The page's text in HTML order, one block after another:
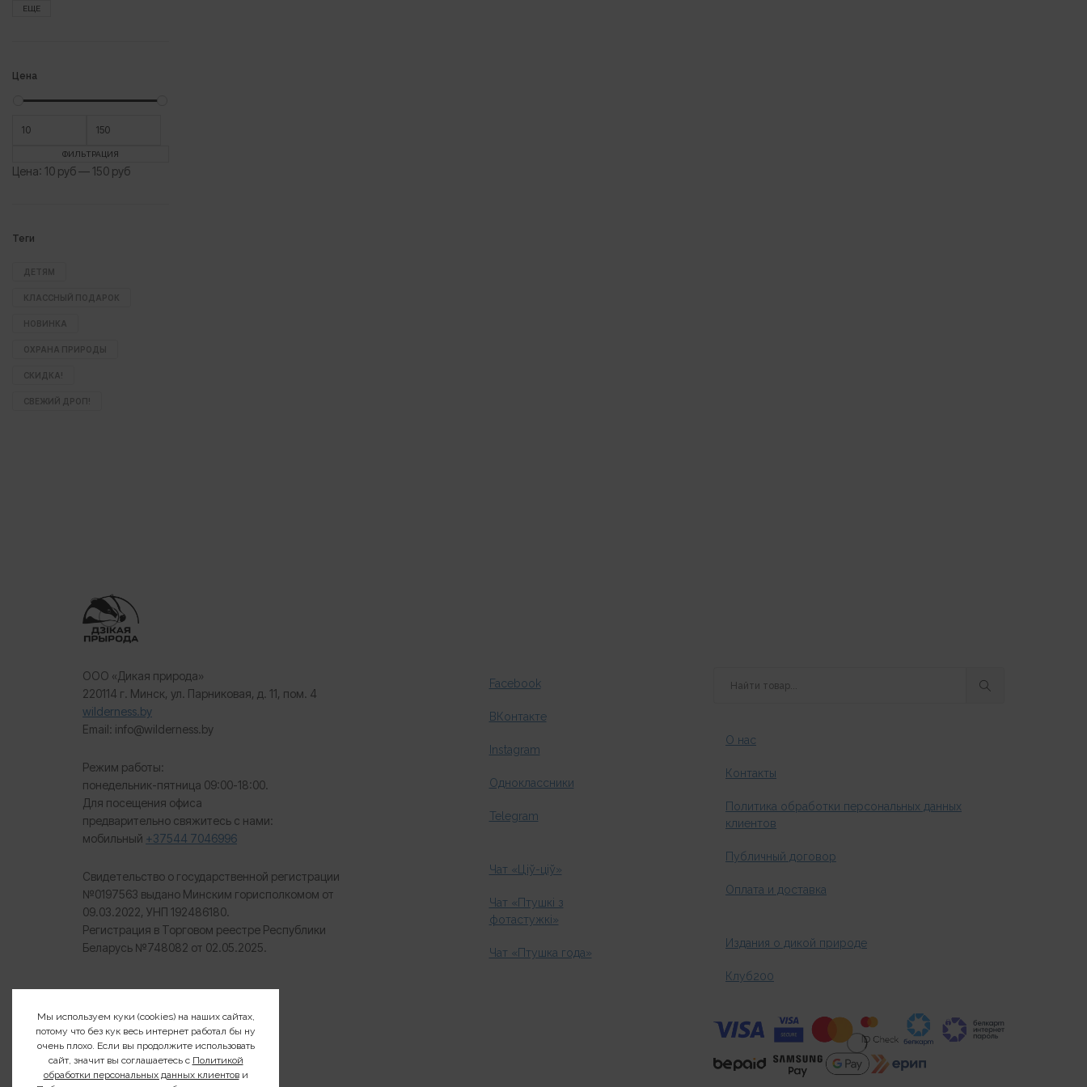
ЕЩЕ
Цена
цена
цена
ФИЛЬТРАЦИЯ
Цена: 10 руб— 150 руб
Теги
ДЕТЯМ
КЛАССНЫЙ ПОДАРОК
НОВИНКА
ОХРАНА ПРИРОДЫ
СКИДКА!
СВЕЖИЙ ДРОП!
ООО «Дикая природа»
220114 г. Минск, ул. Парниковая, д. 11, пом. 4
wilderness.by
Email: info@wilderness.by
Режим работы:
понедельник-пятница 09:00-18:00.
Для посещения офиса
предварительно свяжитесь с нами:
мобильный +37544 7046996
Свидетельство о государственной регистрации
№0197563 выдано Минским горисполкомом от
09.03.2022, УНП 192486180.
Регистрация в Торговом реестре Республики
Беларусь №748082 от 02.05.2025.
Facebook
ВКонтакте
Instagram
Одноклассники
Telegram
Чат «Ціў-ціў»
Чат «Птушкі з
фотастужкі»
Чат «Птушка года»
О нас
Контакты
Политика обработки персональных данных
клиентов
Публичный договор
Оплата и доставка
Издания о дикой природе
Клуб200
Мы используем куки (cookies) на наших сайтах,
потому что без кук весь интернет работал бы ну
очень плохо. Если вы продолжите использовать
сайт, значит вы соглашаетесь с Политикой
обработки персональных данных клиентови